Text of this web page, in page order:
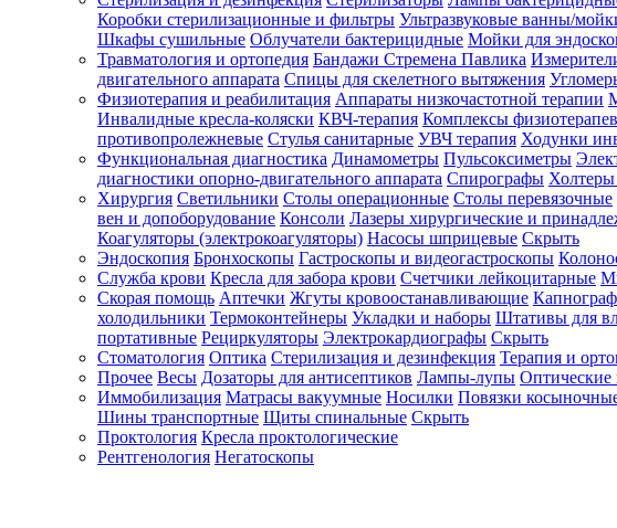
Зарегистрироваться
Зачем
регистрироваться?
Все
покупки
в
одном
месте
Личный
менеджер
Отслеживание
статуса
заказа
Коробки стерилизационные и фильтры Ультразвуковые ванны/
Шкафы сушильные Облучатели бактерицидные Мойки для
Травматология и ортопедия Бандажи Стремена Павлика
двигательного аппарата Спицы для скелетного вытяжения
Физиотерапия и реабилитация Аппараты низкочастотной терапии
Инвалидные кресла-коляски КВЧ-терапия Комплексы
противопролежневые Стулья санитарные УВЧ терапия Ходунки
Функциональная диагностика Динамометры Пульсоксиметры
диагностики опорно-двигательного аппарата Спирографы Холтеры
Хирургия Светильники Столы операционные Столы перевязочные
вен и допоборудование Консоли Лазеры хирургические и
Коагуляторы (электрокоагуляторы) Насосы шприцевые Скрыть
Эндоскопия Бронхоскопы Гастроскопы и видеогастроскопы
Служба крови Кресла для забора крови Счетчики лейкоцитарные
Скорая помощь Аптечки Жгуты кровоостанавливающие
холодильники Термоконтейнеры Укладки и наборы Штативы для
портативные Рециркуляторы Электрокардиографы Скрыть
Стоматология Оптика Стерилизация и дезинфекция Терапия и
Прочее Весы Дозаторы для антисептиков Лампы-лупы
Иммобилизация Матрасы вакуумные Носилки Повязки
Шины транспортные Щиты спинальные Скрыть
Проктология Кресла проктологические
Рентгенология Негатоскопы